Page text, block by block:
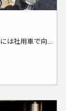
苫小牧市周辺の土木工事 具体的には… ◇現場には社用車で向かいます └送迎・または社用車の貸し出しあり └通勤には燃料カードを支給する為、全額負担します ◇苫小牧市周辺の現場がメインです └出張もあります(本人の希望も考慮します) └週末に帰宅できる場所がメインです(北海道外も一部あり) ★資格取得もサポートします！